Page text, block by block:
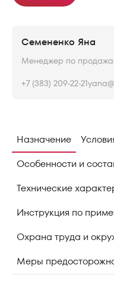
Семененко Яна
Менеджер по
+7 (383) 209-22-21
Назначение
Особенности и
Технические
Инструкция по
Охрана труда и
Меры